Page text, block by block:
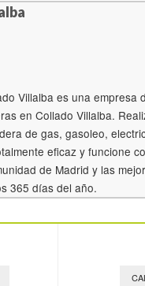
Villalba es una empresa
en Collado Villalba.
de gas, gasoleo,
eficaz y funcione
de Madrid y las
365 días del año.